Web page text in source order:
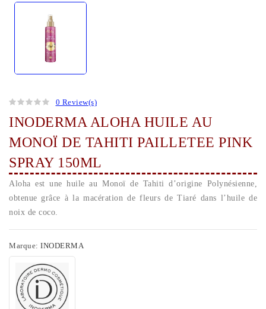
0 Review(s)
INODERMA ALOHA HUILE AU
MONOÏ DE TAHITI PAILLETEE PINK
SPRAY 150ML
Aloha est une huile au Monoï de Tahiti d’origine Polynésienne,
obtenue grâce à la macération de fleurs de Tiaré dans l’huile de
noix de coco.
Marque: INODERMA